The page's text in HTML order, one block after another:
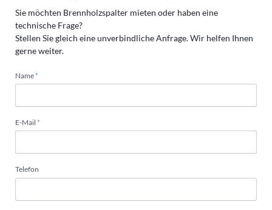
Sie möchten Brennholzspalter mieten oder haben eine
technische Frage?
Stellen Sie gleich eine unverbindliche Anfrage. Wir helfen Ihnen
gerne weiter.
Pflichtfeld
Name *
Pflichtfeld
E-Mail *
Telefon